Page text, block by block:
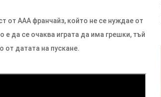
от AAA франчайз, който не се нуждае от
е да се очаква играта да има грешки, тъй
от датата на пускане.